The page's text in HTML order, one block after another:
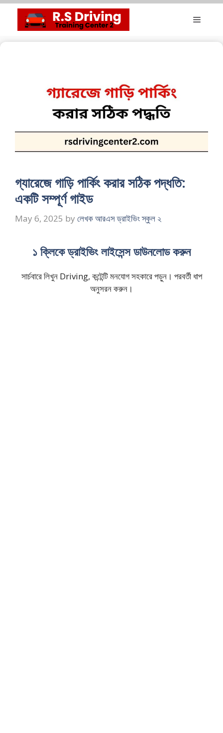
content
Menu
গ্যারেজে গাড়ি পার্কিং করার সঠিক পদ্ধতি:
একটি সম্পূর্ণ গাইড
May 6, 2025 by লেখক আরএস ড্রাইভিং স্কুল ২
১ ক্লিকে ড্রাইভিং লাইসেন্স ডাউনলোড করুন
সার্চবারে লিখুন Driving, কন্টেন্টি মনযোগ সহকারে পড়ুন। পরবর্তী ধাপ
অনুসরন করুন।